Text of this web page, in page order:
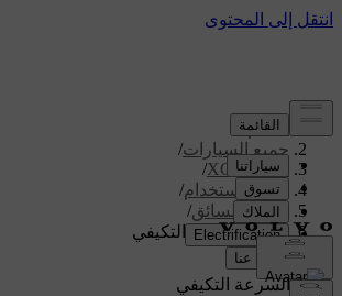
الدعم/
جميع السيارات/
XC70 2016
/
دليل الاستخدام/
دعم السائق/
مثبت السرعة التكيفي
مثبت السرعة التكيفي